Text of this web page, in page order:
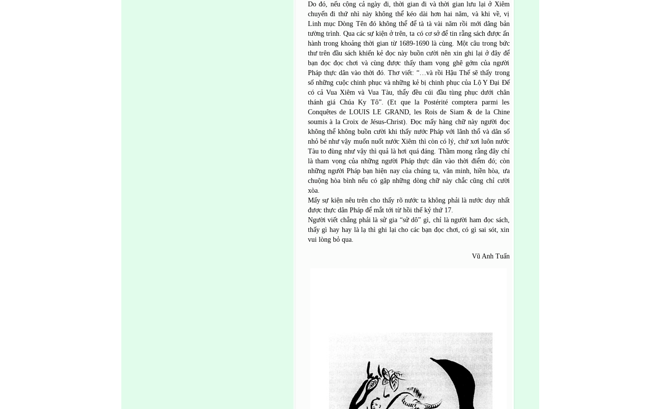
Do đó, nếu cộng cả ngày đi, thời gian đi và thời gian lưu lại ở Xiêm
chuyến đi thứ nhì này không thể kéo dài hơn hai năm, và khi về, vị
Linh mục Dòng Tên đó không thể để tà tà vài năm rồi mới dâng bản
tường trình. Qua các sự kiện ở trên, ta có cơ sở để tin rằng sách được ấn
hành trong khoảng thời gian từ 1689-1690 là cùng. Một câu trong bức
thư trên đầu sách khiến kẻ đọc này buồn cười nên xin ghi lại ở đây để
bạn đọc đọc chơi và cùng được thấy tham vọng ghê gớm của người
Pháp thực dân vào thời đó. Thơ viết: “…và rồi Hậu Thế sẽ thấy trong
số những cuộc chinh phục và những kẻ bị chinh phục của Lộ Y Đại Đế
có cả Vua Xiêm và Vua Tàu, thẩy đều cúi đầu tùng phục dưới chân
thánh giá Chúa Ky Tô”. (Et que la Postérité comptera parmi les
Conquêtes de LOUIS LE GRAND, les Rois de Siam & de la Chine
soumis à la Croix de Jésus-Christ). Đọc mấy hàng chữ này người đọc
không thể không buồn cười khi thấy nước Pháp với lãnh thổ và dân số
nhỏ bé như vậy muốn nuốt nước Xiêm thì còn có lý, chứ xơi luôn nước
Tàu to đùng như vậy thì quả là hơi quá đáng. Thầm mong rằng đây chỉ
là tham vọng của những người Pháp thực dân vào thời điểm đó; còn
những người Pháp bạn hiện nay của chúng ta, văn minh, hiền hòa, ưa
chuộng hòa bình nếu có gặp những dòng chữ này chắc cũng chỉ cười
xòa.
Mấy sự kiện nêu trên cho thấy rõ nước ta không phải là nước duy nhất
được thực dân Pháp để mắt tới từ hồi thế kỷ thứ 17.
Người viết chẳng phải là sử gia “sử dô” gì, chỉ là người ham đọc sách,
thấy gì hay hay là lạ thì ghi lại cho các bạn đọc chơi, có gì sai sót, xin
vui lòng bỏ qua.
Vũ Anh Tuấn